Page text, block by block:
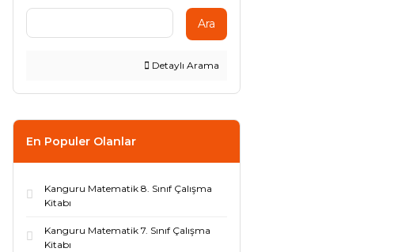
Ara
Detaylı Arama
En Populer Olanlar
Kanguru Matematik 8. Sınıf Çalışma
Kitabı
Kanguru Matematik 7. Sınıf Çalışma
Kitabı